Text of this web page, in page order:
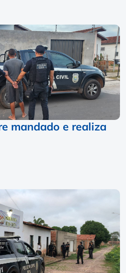
mandado e realiza